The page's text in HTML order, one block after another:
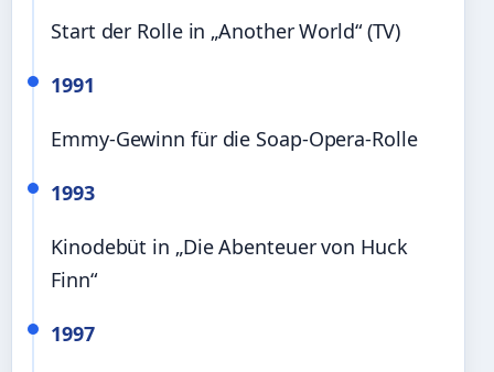
Start der Rolle in „Another World“ (TV)
1991
Emmy-Gewinn für die Soap-Opera-Rolle
1993
Kinodebüt in „Die Abenteuer von Huck
Finn“
1997